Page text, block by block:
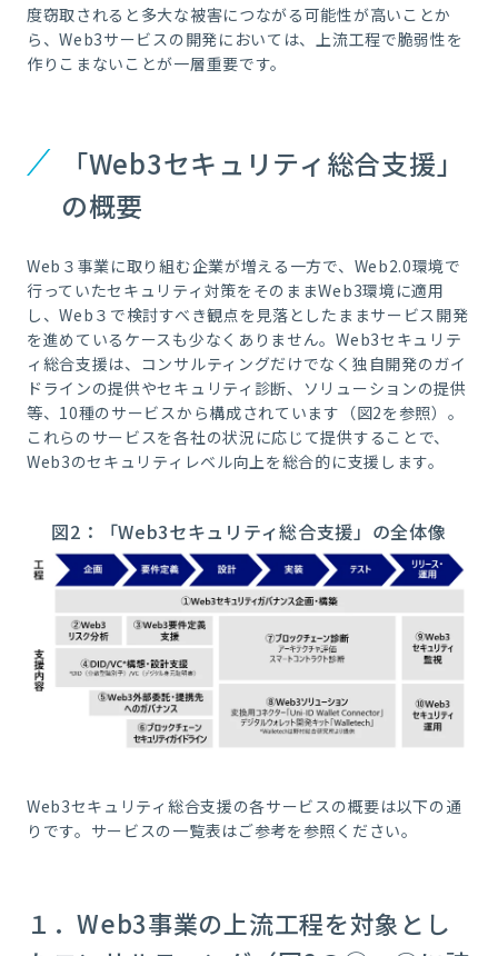
度窃取されると多大な被害につながる可能性が高いことか
ら、Web3サービスの開発においては、上流工程で脆弱性を
作りこまないことが一層重要です。
「Web3セキュリティ総合支援」
の概要
Web３事業に取り組む企業が増える一方で、Web2.0環境で
行っていたセキュリティ対策をそのままWeb3環境に適用
し、Web３で検討すべき観点を見落としたままサービス開発
を進めているケースも少なくありません。Web3セキュリテ
ィ総合支援は、コンサルティングだけでなく独自開発のガイ
ドラインの提供やセキュリティ診断、ソリューションの提供
等、10種のサービスから構成されています（図2を参照）。
これらのサービスを各社の状況に応じて提供することで、
Web3のセキュリティレベル向上を総合的に支援します。
図2：「Web3セキュリティ総合支援」の全体像
Web3セキュリティ総合支援の各サービスの概要は以下の通
りです。サービスの一覧表はご参考を参照ください。
１．Web3事業の上流工程を対象とし